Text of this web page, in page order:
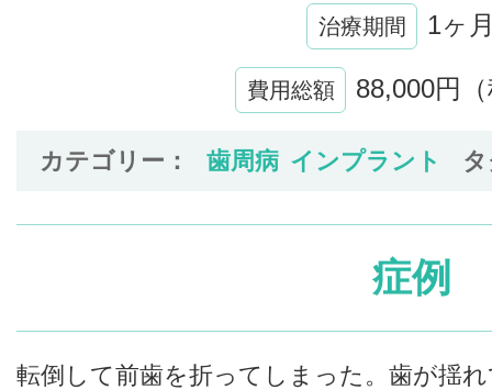
治療期間 1ヶ
費用総額 88,000円
カテゴリー： 歯周病 インプラント
症例
転倒して前歯を折ってしまった。歯が揺